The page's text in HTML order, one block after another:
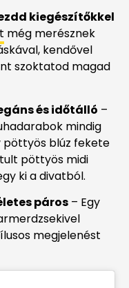
kiegészítőkkel
még merésznek
kendővel
szoktatod magad
és időtálló –
mindig
pöttyös blúz fekete
pöttyös midi
ki a divatból.
páros – Egy
megjelenést